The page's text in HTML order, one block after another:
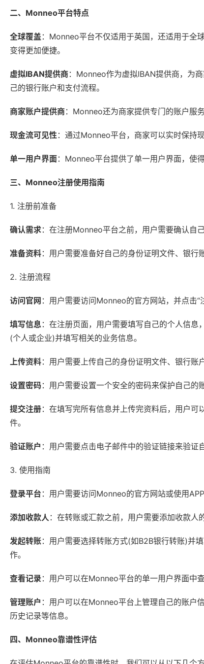
二、Monneo平台特点
全球覆盖 ：Monneo平台不仅适用于英国，还适用于全
变得更加便捷。
虚拟IBAN提供商：Monneo作为虚拟IBAN提供商，为
己的银行账户和支付流程。
商家账户提供商：Monneo还为商家提供专门的账户服
现金流可见性 ：通过Monneo平台，商家可以实时保持
单一用户界面：Monneo平台提供了单一用户界面，使
三、Monneo注册使用指南
1. 注册前准备
确认需求：在注册Monneo平台之前，用户需要确认自
准备资料：用户需要准备好自己的身份证明文件、银行
2. 注册流程
访问官网 ：用户需要访问Monneo的官方网站，并点击“
填写信息 ：在注册页面，用户需要填写自己的个人信
(个人或企业)并填写相关的业务信息。
上传资料：用户需要上传自己的身份证明文件、银行账
设置密码 ：用户需要设置一个安全的密码来保护自己的
提交注册：在填写完所有信息并上传完资料后，用户可
件。
验证账户 ：用户需要点击电子邮件中的验证链接来验证
3. 使用指南
登录平台 ：用户需要访问Monneo的官方网站或使用
添加收款人 ：在转账或汇款之前，用户需要添加收款人
发起转账：用户需要选择转账方式(如B2B银行转账)并
作。
查看记录 ：用户可以在Monneo平台的单一用户界面中
管理账户 ：用户可以在Monneo平台上管理自己的账户
历史记录等信息。
四、Monneo靠谱性评估